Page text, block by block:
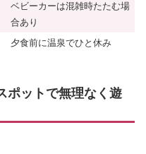
ベビーカーは混雑時たたむ場
合あり
夕食前に温泉でひと休み
ポットで無理なく遊